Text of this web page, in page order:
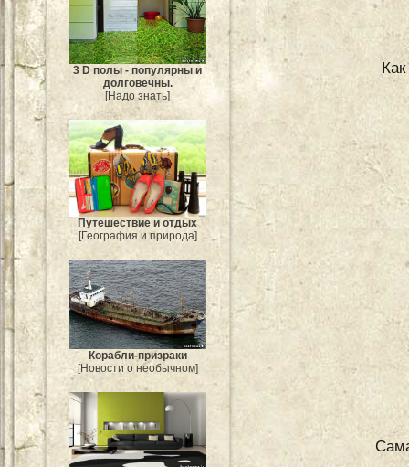
3 D полы - популярны и
долговечны.
[Надо знать]
Путешествие и отдых
[География и природа]
Корабли-призраки
[Новости о необычном]